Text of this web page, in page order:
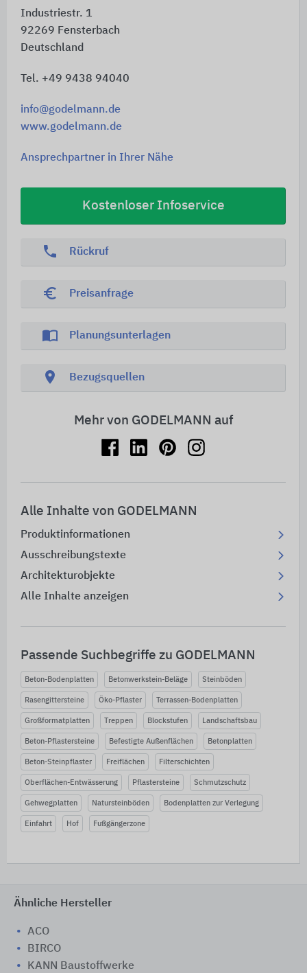
Industriestr. 1
92269 Fensterbach
Deutschland
Tel. +49 9438 94040
info@godelmann.de
www.godelmann.de
Ansprechpartner in Ihrer Nähe
Kostenloser Infoservice
phone Rückruf
euro_symbol Preisanfrage
import_contacts Planungsunterlagen
location_on Bezugsquellen
Mehr von GODELMANN auf
Alle Inhalte von GODELMANN
Produktinformationen
Ausschreibungstexte
Architekturobjekte
Alle Inhalte anzeigen
Passende Suchbegriffe zu GODELMANN
Beton-Bodenplatten Betonwerkstein-Beläge Steinböden
Rasengittersteine Öko-Pflaster Terrassen-Bodenplatten
Großformatplatten Treppen Blockstufen Landschaftsbau
Beton-Pflastersteine Befestigte Außenflächen Betonplatten
Beton-Steinpflaster Freiflächen Filterschichten
Oberflächen-Entwässerung Pflastersteine Schmutzschutz
Gehwegplatten Natursteinböden Bodenplatten zur Verlegung
Einfahrt Hof Fußgängerzone
Ähnliche Hersteller
ACO
BIRCO
KANN Baustoffwerke